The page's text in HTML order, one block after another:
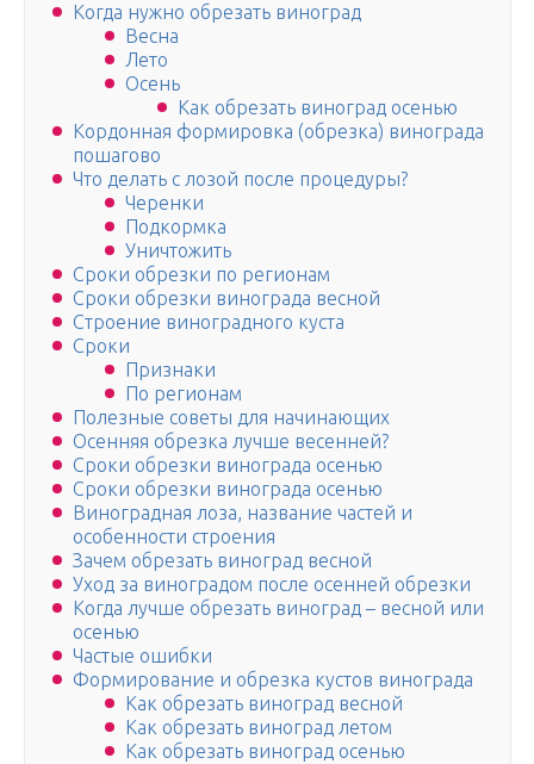
Когда нужно обрезать виноград
Весна
Лето
Осень
Как обрезать виноград осенью
Кордонная формировка (обрезка) винограда
пошагово
Что делать с лозой после процедуры?
Черенки
Подкормка
Уничтожить
Сроки обрезки по регионам
Сроки обрезки винограда весной
Строение виноградного куста
Сроки
Признаки
По регионам
Полезные советы для начинающих
Осенняя обрезка лучше весенней?
Сроки обрезки винограда осенью
Сроки обрезки винограда осенью
Виноградная лоза, название частей и
особенности строения
Зачем обрезать виноград весной
Уход за виноградом после осенней обрезки
Когда лучше обрезать виноград – весной или
осенью
Частые ошибки
Формирование и обрезка кустов винограда
Как обрезать виноград весной
Как обрезать виноград летом
Как обрезать виноград осенью